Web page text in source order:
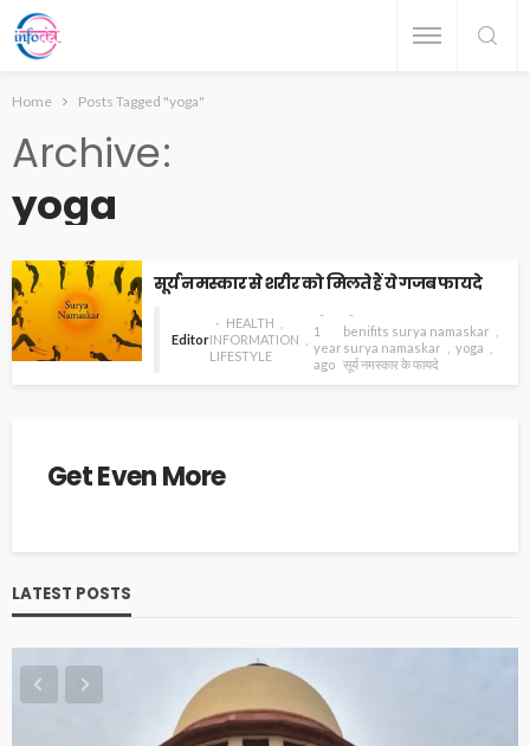
Home Posts Tagged "yoga"
Archive
yoga
सूर्य नमस्कार से शरीर को मिलते हैं ये गजब फायदे
Editor
HEALTH
INFORMATION
LIFESTYLE
1
year
ago
benifits surya namaskar
surya namaskar
yoga
सूर्य नमस्कार के फायदे
Get Even More
LATEST POSTS